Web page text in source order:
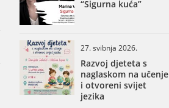
“Sigurna kuća”
27. svibnja 2026.
Razvoj djeteta s
naglaskom na učenje
i otvoreni svijet
jezika